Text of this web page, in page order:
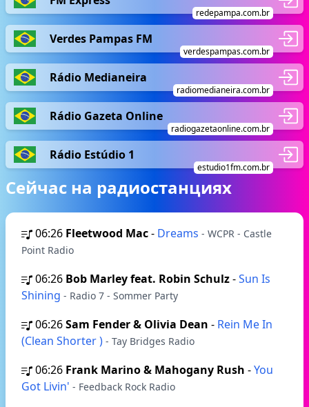
redepampa.com.br
Verdes Pampas FM
verdespampas.com.br
Rádio Medianeira
radiomedianeira.com.br
Rádio Gazeta Online
radiogazetaonline.com.br
Rádio Estúdio 1
estudio1fm.com.br
Сейчас на радиостанциях
06:26 Fleetwood Mac- Dreams - WCPR - Castle
Point Radio
06:26 Bob Marley feat. Robin Schulz-Sun Is
Shining - Radio 7 - Sommer Party
06:26Sam Fender & Olivia Dean - Rein Me In
(Clean Shorter ) - Tay Bridges Radio
06:26 Frank Marino & Mahogany Rush -You
Got Livin' - Feedback Rock Radio